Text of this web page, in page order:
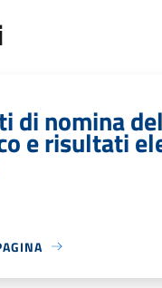
di nomina del
e risultati